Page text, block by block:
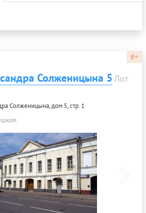
B+
Солженицына 5 Лот
Солженицына, дом 5, стр. 1